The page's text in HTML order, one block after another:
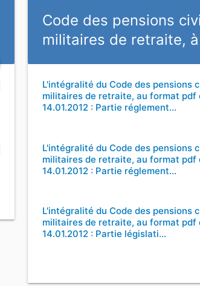
Code des pensions
militaires de retraite,
L'intégralité du Code des pensions
militaires de retraite, au format pdf
14.01.2012 : Partie réglement…
L'intégralité du Code des pensions
militaires de retraite, au format pdf
14.01.2012 : Partie réglement…
L'intégralité du Code des pensions
militaires de retraite, au format pdf
14.01.2012 : Partie législati…